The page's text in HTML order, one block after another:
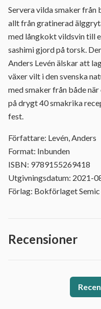
Servera vilda smaker från
allt från gratinerad
med långkokt vildsvin till
sashimi gjord på torsk.
Anders Levén älskar att
växer vilt i den svenska
med smaker från både
på drygt 40 smakrika
fest.
Författare: Levén, Anders
Format: Inbunden
ISBN: 9789155269418
Utgivningsdatum: 2021-
Förlag: Bokförlaget Semic
Recensioner